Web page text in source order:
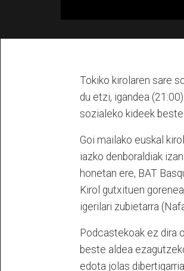
Tokiko kirolaren sare
du etzi, igandea
sozialeko kideek
Goi mailako euskal
iazko denboraldiak
honetan ere, BAT
Kirol gutxituen
igerilari zubietarra
Podcastekoak ez dira
beste aldea
edota jolas